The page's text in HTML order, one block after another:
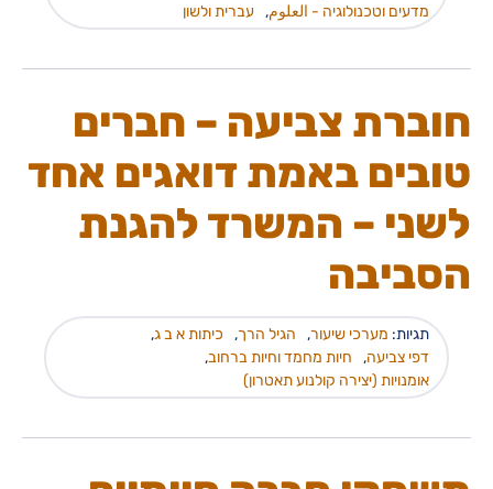
מדעים וטכנולוגיה - العلوم, עברית ולשון
חוברת צביעה – חברים
טובים באמת דואגים אחד
לשני – המשרד להגנת
הסביבה
תגיות: מערכי שיעור, הגיל הרך, כיתות א ב ג,
דפי צביעה, חיות מחמד וחיות ברחוב,
אומנויות (יצירה קולנוע תאטרון)